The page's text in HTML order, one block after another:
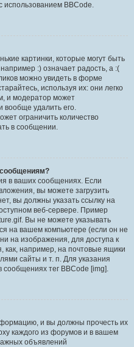
BBCode.
картинки, которые могут быть
:) означает радость, а :(
можно увидеть в форме
используя их: они легко
и модератор может
вообще удалить его.
ограничить количество
в сообщении.
в ваших сообщениях. Если
вы можете загрузить
вы должны указать ссылку на
веб-сервере. Пример
Вы не можете указывать
на вашем компьютере (если он не
на изображения, для доступа к
как, например, на почтовые ящики
сайты и т. п. Для указания
сообщениях тег BBCode [img].
и вы должны прочесть их
каждого из форумов и в вашем
объявлений